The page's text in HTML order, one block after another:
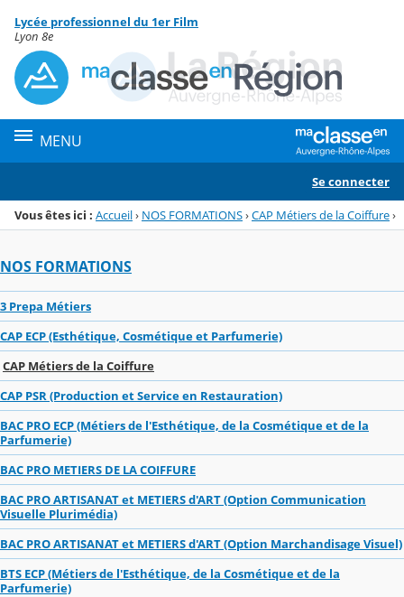
Menu de la rubrique
Contenu
Lycée professionnel du 1er Film
Lyon 8e
MENU
Se connecter
Vous êtes ici : Accueil› NOS FORMATIONS›CAP Métiers de la Coiffure›
NOS FORMATIONS
3 Prepa Métiers
CAP ECP (Esthétique, Cosmétique et Parfumerie)
CAP Métiers de la Coiffure
CAP PSR (Production et Service en Restauration)
BAC PRO ECP (Métiers de l'Esthétique, de la Cosmétique et de la
Parfumerie)
BAC PRO METIERS DE LA COIFFURE
BAC PRO ARTISANAT et METIERS d'ART (Option Communication
Visuelle Plurimédia)
BAC PRO ARTISANAT et METIERS d'ART (Option Marchandisage Visuel)
BTS ECP (Métiers de l'Esthétique, de la Cosmétique et de la
Parfumerie)